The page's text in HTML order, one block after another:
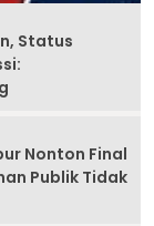
Status
Nonton Final
Publik Tidak